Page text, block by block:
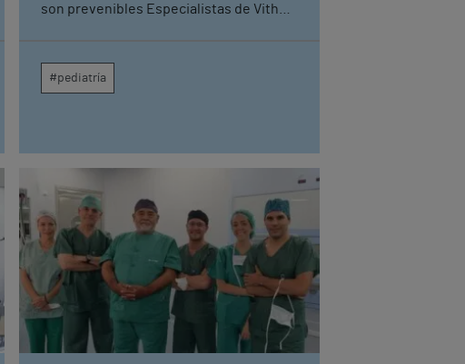
son prevenibles Especialistas de Vithas
más eficaz para evitar tragedias en
piscinas, playas y entornos acuáticos
#pediatría